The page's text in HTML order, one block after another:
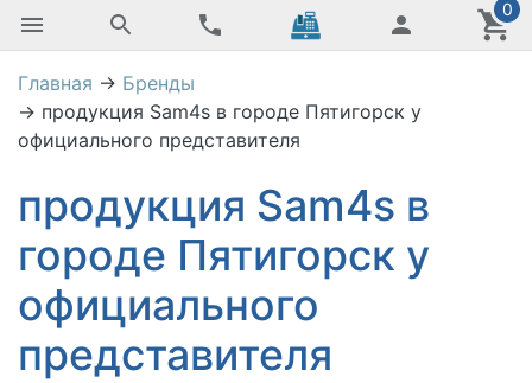
0
Главная → Бренды
→ продукция Sam4s в городе Пятигорск у
официального представителя
продукция Sam4s в
городе Пятигорск у
официального
представителя